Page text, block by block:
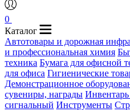
0
Каталог
Автотовары и дорожная
и профессиональная химия
техника Бумага для офисной
для офиса Гигиенические
Демонстрационное
сувениры, награды
сигнальный Инструменты